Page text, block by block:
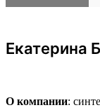
Екатерина
О компании: